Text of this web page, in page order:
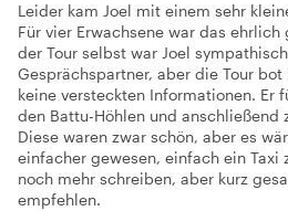
Leider kam Joel mit einem sehr
Für vier Erwachsene war das
der Tour selbst war Joel
Gesprächspartner, aber die Tour
keine versteckten Informationen. Er
den Battu-Höhlen und anschließend
Diese waren zwar schön, aber es
einfacher gewesen, einfach ein Taxi
noch mehr schreiben, aber kurz
empfehlen.